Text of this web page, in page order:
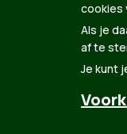
©
cookies
Als je
af te
Je kunt